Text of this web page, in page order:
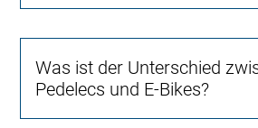
Was ist der Unterschied
Pedelecs und E-Bikes?